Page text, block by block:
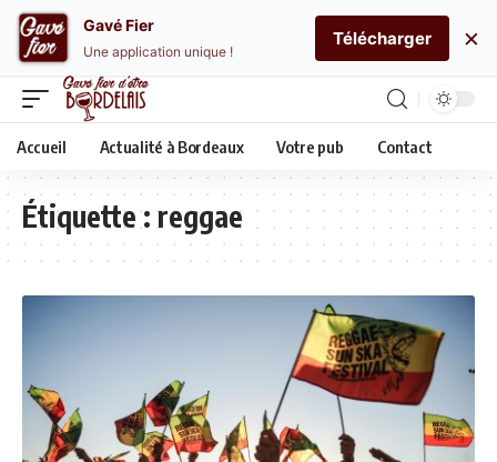
Accueil Actualité à Bordeaux Votre pub Contact
Étiquette :reggae
Gavé Fier
Une application unique !
Télécharger ×